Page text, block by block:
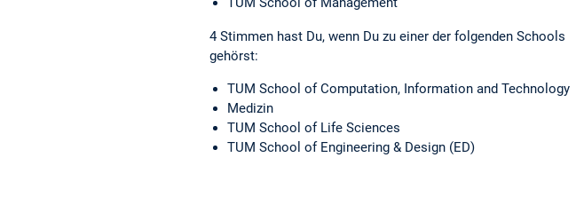
4 Stimmen hast Du, wenn Du zu einer der folgenden Schools
gehörst:
TUM School of Computation, Information and Technology
Medizin
TUM School of Life Sciences
TUM School of Engineering & Design (ED)